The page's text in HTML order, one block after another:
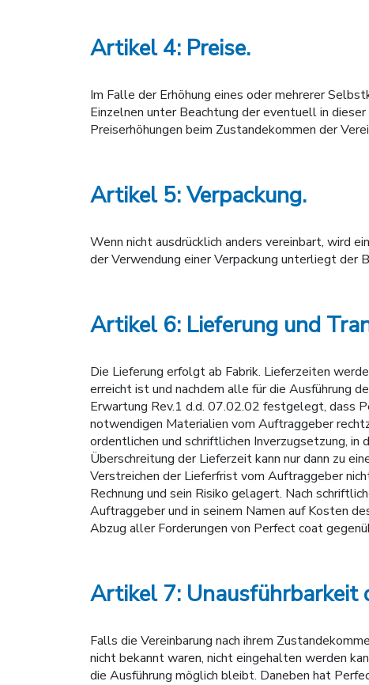
Artikel 4: Preise.
Im Falle der Erhöhung eines oder mehrerer
Einzelnen unter Beachtung der eventuell in
Preiserhöhungen beim Zustandekommen der
Artikel 5: Verpackung.
Wenn nicht ausdrücklich anders vereinbart, wird
der Verwendung einer Verpackung unterliegt der
Artikel 6: Lieferung und
Die Lieferung erfolgt ab Fabrik. Lieferzeiten
erreicht ist und nachdem alle für die Ausführung
Erwartung Rev.1 d.d. 07.02.02 festgelegt, dass
notwendigen Materialien vom Auftraggeber
ordentlichen und schriftlichen Inverzugsetzung,
Überschreitung der Lieferzeit kann nur dann zu
Verstreichen der Lieferfrist vom Auftraggeber
Rechnung und sein Risiko gelagert. Nach
Auftraggeber und in seinem Namen auf Kosten
Abzug aller Forderungen von Perfect coat
Artikel 7: Unausführbarkeit
Falls die Vereinbarung nach ihrem
nicht bekannt waren, nicht eingehalten werden
die Ausführung möglich bleibt. Daneben hat